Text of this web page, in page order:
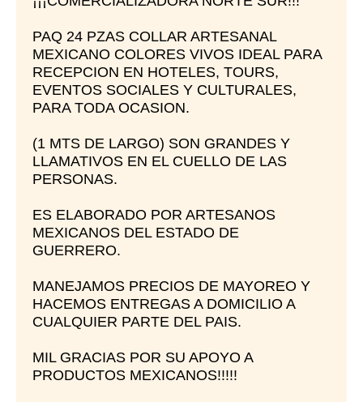
PAQ 24 PZAS COLLAR ARTESANAL
MEXICANO COLORES VIVOS IDEAL PARA
RECEPCION EN HOTELES, TOURS,
EVENTOS SOCIALES Y CULTURALES,
PARA TODA OCASION.
(1 MTS DE LARGO) SON GRANDES Y
LLAMATIVOS EN EL CUELLO DE LAS
PERSONAS.
ES ELABORADO POR ARTESANOS
MEXICANOS DEL ESTADO DE
GUERRERO.
MANEJAMOS PRECIOS DE MAYOREO Y
HACEMOS ENTREGAS A DOMICILIO A
CUALQUIER PARTE DEL PAIS.
MIL GRACIAS POR SU APOYO A
PRODUCTOS MEXICANOS!!!!!